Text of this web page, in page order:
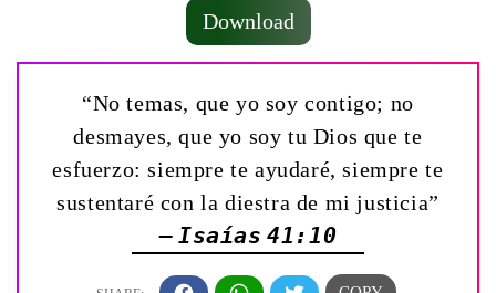
Download
“No temas, que yo soy contigo; no
desmayes, que yo soy tu Dios que te
esfuerzo: siempre te ayudaré, siempre te
sustentaré con la diestra de mi justicia”
— Isaías 41:10